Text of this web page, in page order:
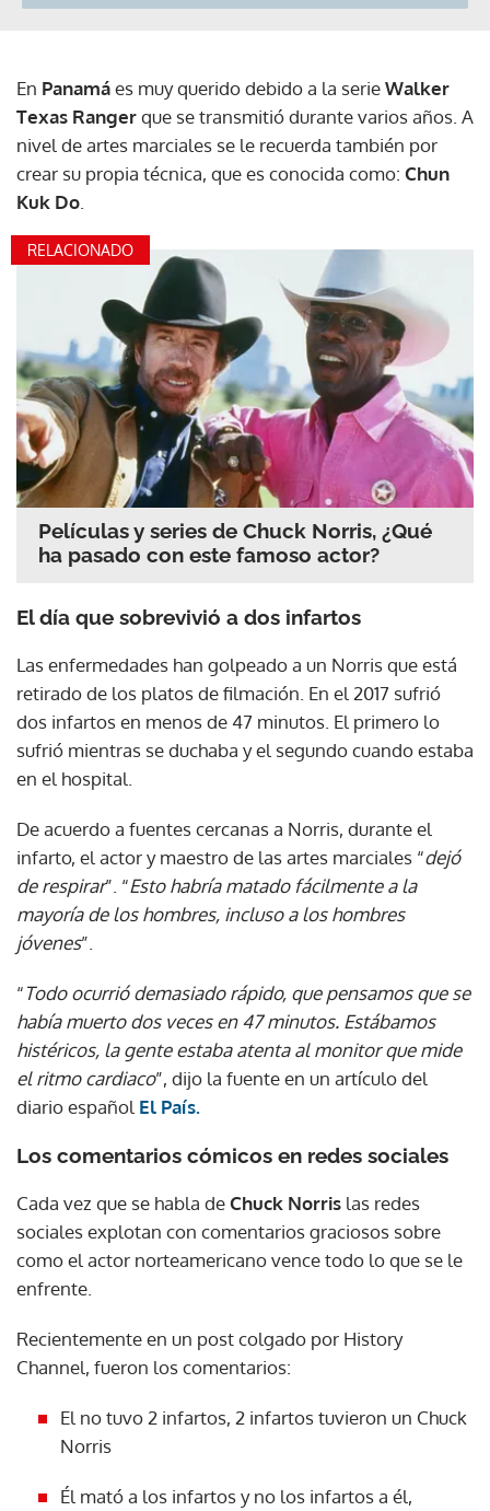
En Panamáes muy querido debido a la serieWalker
Texas Rangerque se transmitió durante varios años. A
nivel de artes marciales se le recuerda también por
crear su propia técnica, que es conocida como: Chun
Kuk Do.
RELACIONADO
Películas y series de Chuck Norris, ¿Qué
ha pasado con este famoso actor?
El día que sobrevivió a dos infartos
Las enfermedades han golpeado a un Norris que está
retirado de los platos de filmación. En el 2017 sufrió
dos infartos en menos de 47 minutos. El primero lo
sufrió mientras se duchaba y el segundo cuando estaba
en el hospital.
De acuerdo a fuentes cercanas a Norris, durante el
infarto, el actor y maestro de las artes marciales “dejó
de respirar”. “Esto habría matado fácilmente a la
mayoría de los hombres, incluso a los hombres
jóvenes”.
“Todo ocurrió demasiado rápido, que pensamos que se
había muerto dos veces en 47 minutos. Estábamos
histéricos, la gente estaba atenta al monitor que mide
el ritmo cardiaco”, dijo la fuente en un artículo del
diario español El País.
Los comentarios cómicos en redes sociales
Cada vez que se habla deChuck Norris las redes
sociales explotan con comentarios graciosos sobre
como el actor norteamericano vence todo lo que se le
enfrente.
Recientemente en un post colgado por History
Channel, fueron los comentarios:
El no tuvo 2 infartos, 2 infartos tuvieron un Chuck
Norris
Él mató a los infartos y no los infartos a él,